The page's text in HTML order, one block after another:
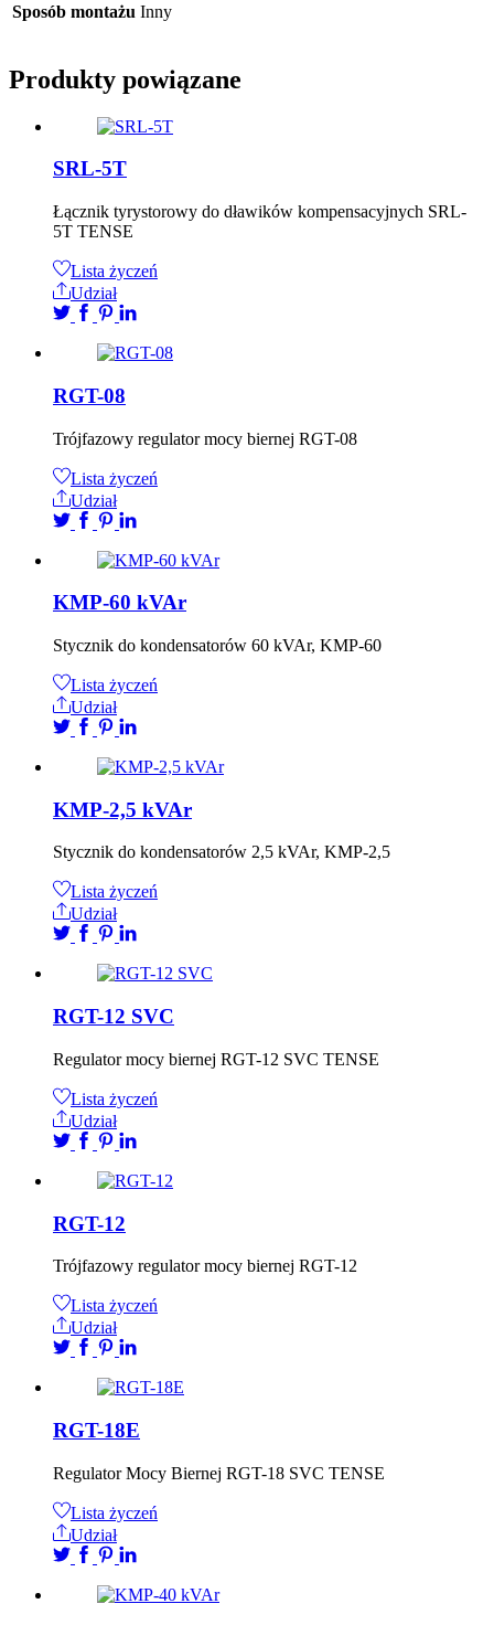
Sposób montażu Inny
Produkty powiązane
SRL-5T
Łącznik tyrystorowy do dławików kompensacyjnych SRL-
5T TENSE
Lista życzeń
Udział
RGT-08
Trójfazowy regulator mocy biernej RGT-08
Lista życzeń
Udział
KMP-60 kVAr
Stycznik do kondensatorów 60 kVAr, KMP-60
Lista życzeń
Udział
KMP-2,5 kVAr
Stycznik do kondensatorów 2,5 kVAr, KMP-2,5
Lista życzeń
Udział
RGT-12 SVC
Regulator mocy biernej RGT-12 SVC TENSE
Lista życzeń
Udział
RGT-12
Trójfazowy regulator mocy biernej RGT-12
Lista życzeń
Udział
RGT-18E
Regulator Mocy Biernej RGT-18 SVC TENSE
Lista życzeń
Udział